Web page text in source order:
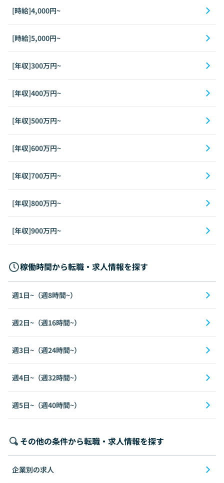
[時給]4,000円~
[時給]5,000円~
[年収]300万円~
[年収]400万円~
[年収]500万円~
[年収]600万円~
[年収]700万円~
[年収]800万円~
[年収]900万円~
稼働時間から転職・求人情報を探す
週1日~（週8時間~）
週2日~（週16時間~）
週3日~（週24時間~）
週4日~（週32時間~）
週5日~（週40時間~）
その他の条件から転職・求人情報を探す
企業別の求人